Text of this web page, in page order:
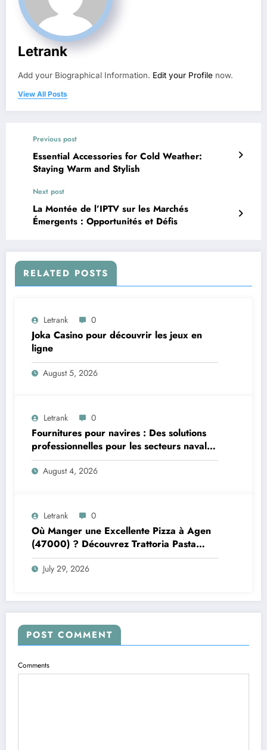
Letrank
Add your Biographical Information. Edit your Profile now.
View All Posts
Previous post
Essential Accessories for Cold Weather:
Staying Warm and Stylish
Next post
La Montée de l’IPTV sur les Marchés
Émergents : Opportunités et Défis
RELATED POSTS
Letrank 0
Joka Casino pour découvrir les jeux en
ligne
August 5, 2026
Letrank 0
Fournitures pour navires : Des solutions
professionnelles pour les secteurs naval et
offshore
August 4, 2026
Letrank 0
Où Manger une Excellente Pizza à Agen
(47000) ? Découvrez Trattoria Pasta
Pizza Brax
July 29, 2026
POST COMMENT
Comments